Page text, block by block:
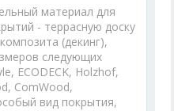
материал для
- террасную доску
(декинг),
следующих
ECODECK, Holzhof,
ComWood,
вид покрытия,